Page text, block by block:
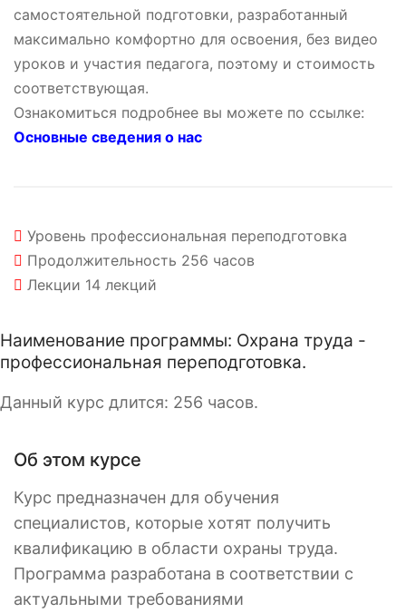
самостоятельной подготовки, разработанный
максимально комфортно для освоения, без видео
уроков и участия педагога, поэтому и стоимость
соответствующая.
Ознакомиться подробнее вы можете по ссылке:
Основные сведения о нас
Уровень профессиональная переподготовка
Продолжительность 256 часов
Лекции 14 лекций
Наименование программы: Охрана труда -
профессиональная переподготовка.
Данный курс длится: 256 часов.
Об этом курсе
Курс предназначен для обучения
специалистов, которые хотят получить
квалификацию в области охраны труда.
Программа разработана в соответствии с
актуальными требованиями